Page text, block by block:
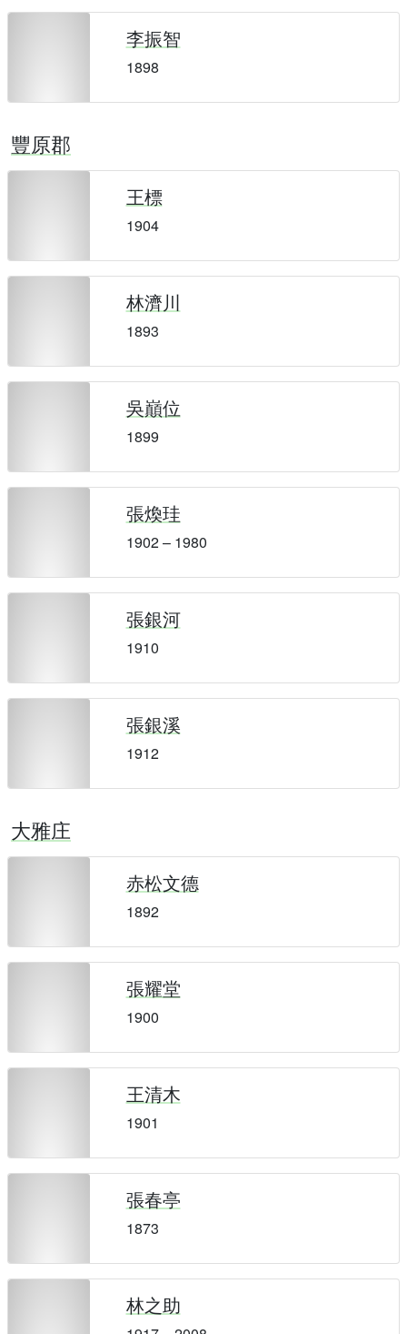
李振智
1898
豐原郡
王標
1904
林濟川
1893
吳巔位
1899
張煥珪
1902 – 1980
張銀河
1910
張銀溪
1912
大雅庄
赤松文德
1892
張耀堂
1900
王清木
1901
張春亭
1873
林之助